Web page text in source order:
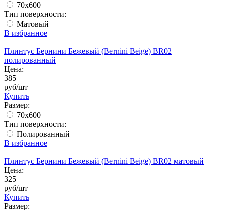
70x600
Тип поверхности:
Матовый
В избранное
Плинтус Бернини Бежевый (Bernini Beige) BR02
полированный
Цена:
385
руб/шт
Купить
Размер:
70x600
Тип поверхности:
Полированный
В избранное
Плинтус Бернини Бежевый (Bernini Beige) BR02 матовый
Цена:
325
руб/шт
Купить
Размер: